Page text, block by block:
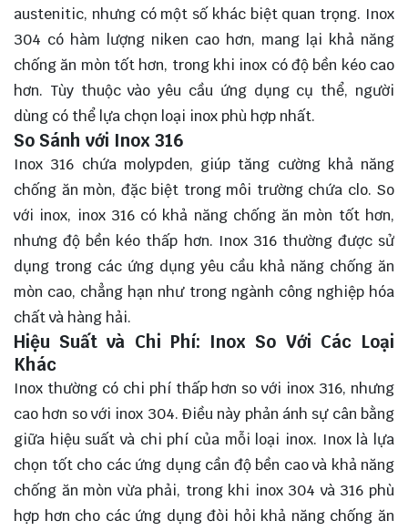
austenitic, nhưng có một số khác biệt quan trọng. Inox
304 có hàm lượng niken cao hơn, mang lại khả năng
chống ăn mòn tốt hơn, trong khi inox có độ bền kéo cao
hơn. Tùy thuộc vào yêu cầu ứng dụng cụ thể, người
dùng có thể lựa chọn loại inox phù hợp nhất.
So Sánh với Inox 316
Inox 316 chứa molypden, giúp tăng cường khả năng
chống ăn mòn, đặc biệt trong môi trường chứa clo. So
với inox, inox 316 có khả năng chống ăn mòn tốt hơn,
nhưng độ bền kéo thấp hơn. Inox 316 thường được sử
dụng trong các ứng dụng yêu cầu khả năng chống ăn
mòn cao, chẳng hạn như trong ngành công nghiệp hóa
chất và hàng hải.
Hiệu Suất và Chi Phí: Inox So Với Các Loại
Khác
Inox thường có chi phí thấp hơn so với inox 316, nhưng
cao hơn so với inox 304. Điều này phản ánh sự cân bằng
giữa hiệu suất và chi phí của mỗi loại inox. Inox là lựa
chọn tốt cho các ứng dụng cần độ bền cao và khả năng
chống ăn mòn vừa phải, trong khi inox 304 và 316 phù
hợp hơn cho các ứng dụng đòi hỏi khả năng chống ăn